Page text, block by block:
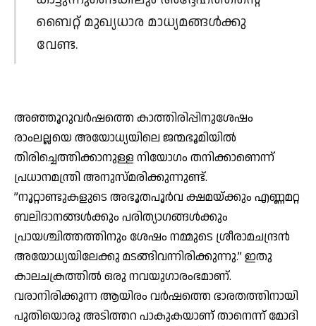
ബൈറ്റ് മുഖ്യധാര മാധ്യമങ്ങള്‍ക്കു
വേണ്ട.
അഞ്ഞൂറുവര്‍ഷത്തെ കാത്തിരിപ്പിനുശേഷം
രാംലല്ലയെ അയോധ്യയിലെ ജന്മഭൂമിയില്‍
തിരിച്ചെത്തിക്കാനുള്ള നിയോഗം തനിക്കാണെന്ന്
പ്രധാനമന്ത്രി അനുസ്മരിക്കുന്നുണ്ട്.
”നൂറ്റാണ്ടുകളുടെ അഭൂതപൂര്‍വ ക്ഷമയ്ക്കും എണ്ണമറ്റ
ബലിദാനങ്ങള്‍ക്കും പരിത്യാഗങ്ങള്‍ക്കും
പ്രായശ്ചിത്തത്തിനും ശേഷം നമ്മുടെ ശ്രീരാമചന്ദ്രന്‍
അയോധ്യയിലേക്കു മടങ്ങിവന്നിരിക്കുന്നു.” ഇതു
കാലചക്രത്തില്‍ ഒരു നവയുഗാരംഭമാണ്.
വരാനിരിക്കുന്ന ആയിരം വര്‍ഷത്തെ ഭാരതത്തിനായി
പുതിയൊരു അടിത്തറ പാകുകയാണ് താനെന്ന് മോദി